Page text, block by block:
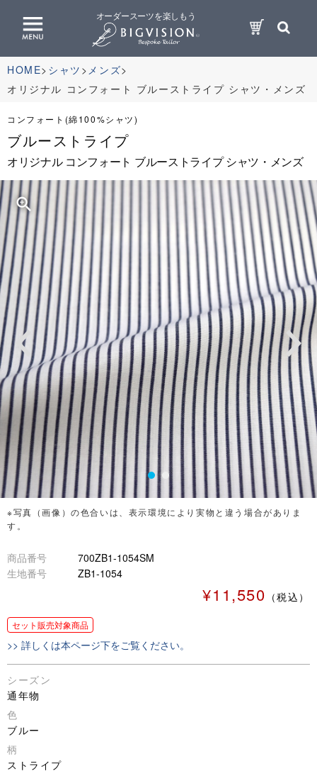
オーダースーツを楽しもう
HOME シャツ
メンズ
オリジナル コンフォート ブルーストライプ シャツ・メンズ
コンフォート(綿100%シャツ)
ブルーストライプ
オリジナル コンフォート ブルーストライプ シャツ・メンズ
zoom_in
※写真（画像）の色合いは、表示環境により実物と違う場合がありま
す。
商品番号
700ZB1-1054SM
生地番号
ZB1-1054
¥11,550 （税込）
セット販売対象商品
>> 詳しくは本ページ下をご覧ください。
シーズン
通年物
色
ブルー
柄
ストライプ